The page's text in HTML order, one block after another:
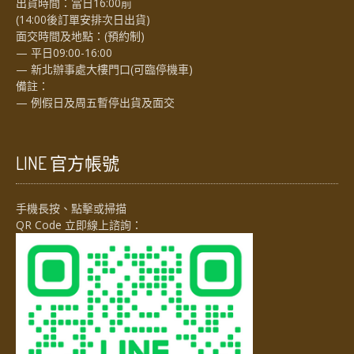
(14:00後訂單安排次日出貨)
面交時間及地點：(預約制)
— 平日09:00-16:00
— 新北辦事處大樓門口(可臨停機車)
備註：
— 例假日及周五暫停出貨及面交
LINE 官方帳號
手機長按、點擊或掃描
QR Code 立即線上諮詢：